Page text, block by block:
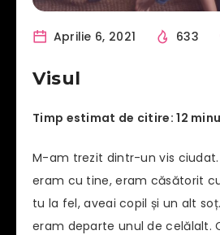
Aprilie 6, 2021 633
Visul
Timp estimat de citire: 12
M-am trezit dintr-un vis
eram cu tine, eram căsătorit
tu la fel, aveai copil și un alt
eram departe unul de celălalt.